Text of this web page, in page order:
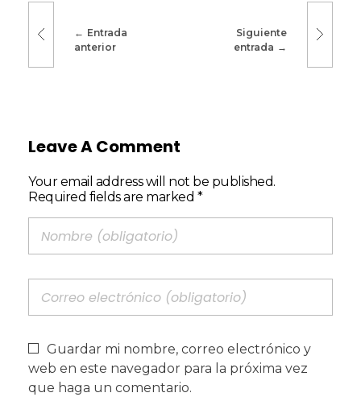
Entrada
anterior
Siguiente
entrada
Leave A Comment
Your email address will not be published.
Required fields are marked *
Guardar mi nombre, correo electrónico y
web en este navegador para la próxima vez
que haga un comentario.